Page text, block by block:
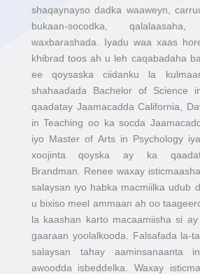
shaqaynayso dadka waaweyn,
bukaan-socodka,
waxbarashada. Iyadu waa xaas
khibrad toos ah u leh caqabadaha
ee qoysaska ciidanku la
shahaadada Bachelor of Science
qaadatay Jaamacadda California,
in Teaching oo ka socda
iyo Master of Arts in Psychology
xoojinta qoyska ay ka
Brandman. Renee waxay
salaysan iyo habka macmiilka udub
u bixiso meel ammaan ah oo
la kaashan karto macaamiisha si
gaaraan yoolalkooda. Falsafada la-
salaysan tahay aaminsanaanta
awoodda isbeddelka. Waxay